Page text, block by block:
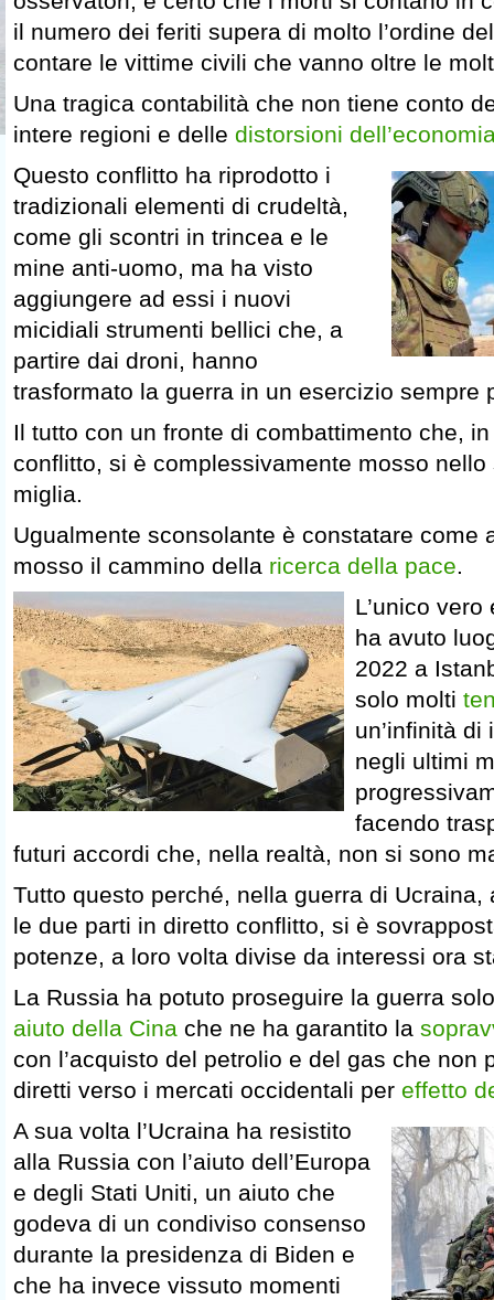
il numero dei feriti supera di molto l’ordine
contare le vittime civili che vanno oltre le
Una tragica contabilità che non tiene conto
intere regioni e delle distorsioni
Questo conflitto ha riprodotto i
tradizionali elementi di crudeltà,
come gli scontri in trincea e le
mine anti-uomo, ma ha visto
aggiungere ad essi i nuovi
micidiali strumenti bellici che, a
partire dai droni, hanno
trasformato la guerra in un esercizio sempre
Il tutto con un fronte di combattimento che,
conflitto, si è complessivamente mosso
miglia.
Ugualmente sconsolante è constatare come
mosso il cammino della ricerca della pace.
L’unico
ha avuto
2022 a
solo molti
un’infinità
negli ultimi
facendo
futuri accordi che, nella realtà, non si sono
Tutto questo perché, nella guerra di Ucraina,
le due parti in diretto conflitto, si è
potenze, a loro volta divise da interessi ora
La Russia ha potuto proseguire la guerra
aiuto della Cina che ne ha garantito la
con l’acquisto del petrolio e del gas che non
diretti verso i mercati occidentali per effetto
A sua volta l’Ucraina ha resistito
alla Russia con l’aiuto dell’Europa
e degli Stati Uniti, un aiuto che
godeva di un condiviso consenso
durante la presidenza di Biden e
che ha invece vissuto momenti